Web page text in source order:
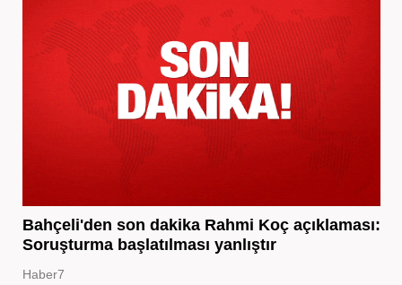
Bahçeli'den son dakika Rahmi Koç açıklaması:
Soruşturma başlatılması yanlıştır
Haber7